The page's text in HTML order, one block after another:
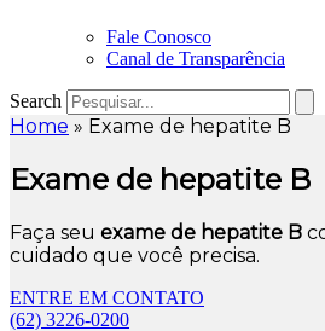
Fale Conosco
Canal de Transparência
Search
Home » Exame de hepatite B
Exame de hepatite B
Faça seu exame de hepatite B
cuidado que você precisa.
ENTRE EM CONTATO
(62) 3226-0200